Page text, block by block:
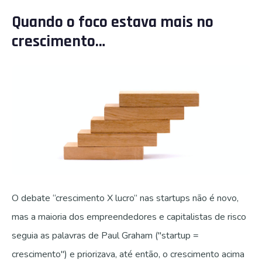
Quando o foco estava mais no
crescimento…
O debate “crescimento X lucro” nas startups não é novo,
mas a maioria dos empreendedores e capitalistas de risco
seguia as palavras de Paul Graham ("startup =
crescimento") e priorizava, até então, o crescimento acima